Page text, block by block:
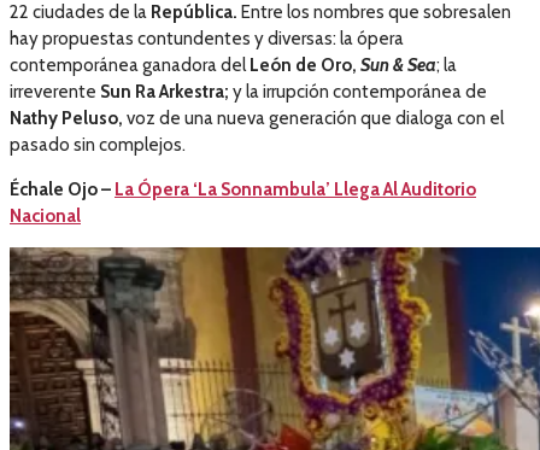
22 ciudades de la República. Entre los nombres que sobresalen
hay propuestas contundentes y diversas: la ópera
contemporánea ganadora delLeón de Oro, Sun & Sea; la
irreverente Sun RaArkestra; y la irrupción contemporánea de
Nathy Peluso, voz de una nueva generación que dialoga con el
pasado sin complejos.
Échale Ojo – La Ópera ‘La Sonnambula’ Llega Al Auditorio
Nacional